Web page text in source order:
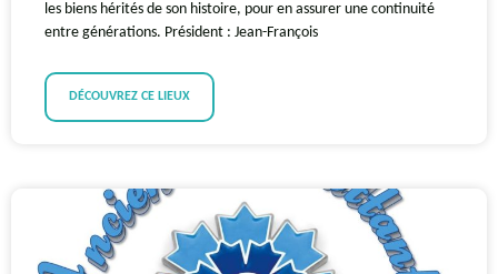
les biens hérités de son histoire, pour en assurer une continuité
entre générations. Président : Jean-François
DÉCOUVREZ CE LIEUX